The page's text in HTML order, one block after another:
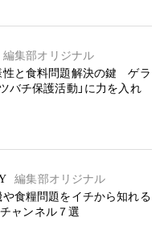
編集部オリジナル
性と食料問題解決の鍵 ゲラ
バチ保護活動」に力を入れ
編集部オリジナル
や食糧問題をイチから知れる
ャンネル７選